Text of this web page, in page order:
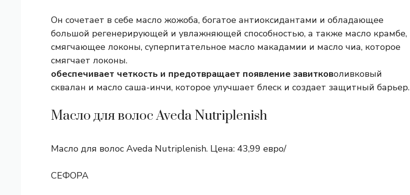
Он сочетает в себе масло жожоба, богатое антиоксидантами и обладающее
большой регенерирующей и увлажняющей способностью, а также масло крамбе,
смягчающее локоны, суперпитательное масло макадамии и масло чиа, которое
смягчает локоны.
обеспечивает четкость и предотвращает появление завитковоливковый
сквалан и масло саша-инчи, которое улучшает блеск и создает защитный барьер.
Масло для волос Aveda Nutriplenish
Масло для волос Aveda Nutriplenish. Цена: 43,99 евро/
СЕФОРА